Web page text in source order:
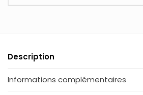
Description
Informations complémentaires